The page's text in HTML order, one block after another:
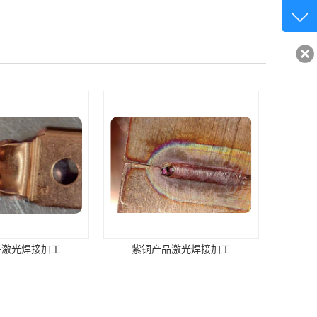
光焊接加工 紫铜产品激光焊接加工
客服